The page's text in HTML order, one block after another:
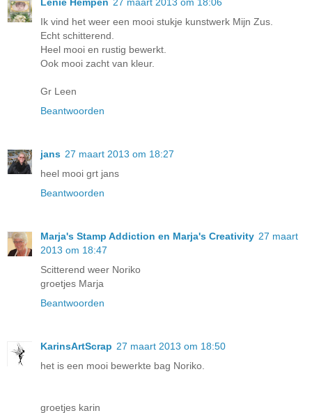
Ik vind het weer een mooi stukje kunstwerk Mijn Zus.
Echt schitterend.
Heel mooi en rustig bewerkt.
Ook mooi zacht van kleur.
Gr Leen
Beantwoorden
jans 27 maart 2013 om 18:27
heel mooi grt jans
Beantwoorden
Marja's Stamp Addiction en Marja's Creativity 27 maart
2013 om 18:47
Scitterend weer Noriko
groetjes Marja
Beantwoorden
KarinsArtScrap 27 maart 2013 om 18:50
het is een mooi bewerkte bag Noriko.
groetjes karin